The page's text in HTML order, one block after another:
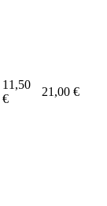
11,50
€
21,00 €